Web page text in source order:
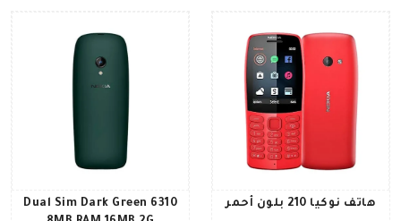
هاتف نوكيا 210 بلون أحمر
6310 Dual Sim Dark Green